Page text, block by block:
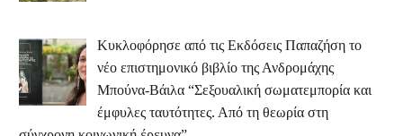
Κυκλοφόρησε από τις Εκδόσεις Παπαζήση το
νέο επιστημονικό βιβλίο της Ανδρομάχης
Μπούνα-Βάιλα “Σεξουαλική σωματεμπορία και
έμφυλες ταυτότητες. Από τη θεωρία στη